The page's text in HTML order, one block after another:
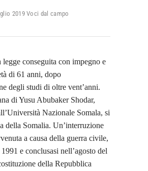
2019 Voci dal campo
legge conseguita con impegno e
di 61 anni, dopo
degli studi di oltre vent’anni.
di Yusu Abubaker Shodar,
Nazionale Somala, si
della Somalia. Un’interruzione
a causa della guerra civile,
e conclusasi nell’agosto del
della Repubblica